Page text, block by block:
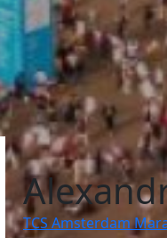
TCS Amsterdam